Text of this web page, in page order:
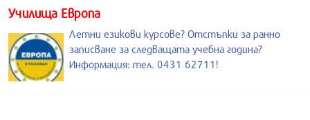
Училища Европа
Летни езикови курсове? Отстъпки за ранно
записване за следващата учебна година?
Информация: тел. 0431 62711!